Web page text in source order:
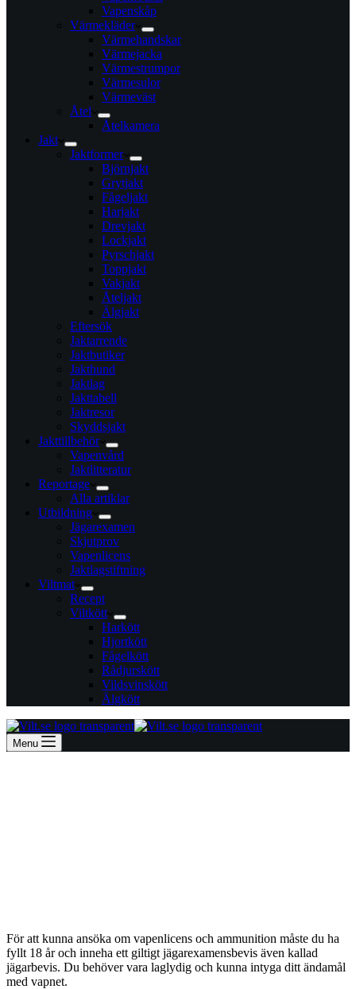
Vapenskåp
Värmekläder
Värmehandskar
Värmejacka
Värmestrumpor
Värmesulor
Värmeväst
Åtel
Åtelkamera
Jakt
Jaktformer
Björnjakt
Grytjakt
Fågeljakt
Harjakt
Drevjakt
Lockjakt
Pyrschjakt
Toppjakt
Vakjakt
Åteljakt
Älgjakt
Eftersök
Jaktarrende
Jaktbutiker
Jakthund
Jaktlag
Jakttabell
Jaktresor
Skyddsjakt
Jakttillbehör
Vapenvård
Jaktlitteratur
Reportage
Alla artiklar
Utbildning
Jägarexamen
Skjutprov
Vapenlicens
Jaktlagstiftning
Viltmat
Recept
Viltkött
Harkött
Hjortkött
Fågelkött
Rådjurskött
Vildsvinskött
Älgkött
Menu
För att kunna ansöka om vapenlicens och ammunition måste du ha
fyllt 18 år och inneha ett giltigt jägarexamensbevis även kallad
jägarbevis. Du behöver vara laglydig och kunna intyga ditt ändamål
med vapnet.